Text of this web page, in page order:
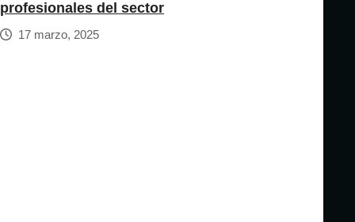
profesionales del sector
17 marzo, 2025